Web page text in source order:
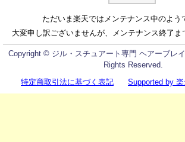
ただいま楽天ではメンテナンス中のよう
大変申し訳ございませんが、メンテナンス終了ま
Copyright © ジル・スチュアート専門 ヘアーブレ
Rights Reserved.
特定商取引法に基づく表記
Supported by